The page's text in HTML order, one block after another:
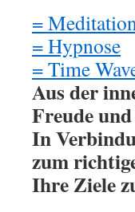
=
= Hypnose
= Time
Aus der
Freude
In
zum
Ihre Ziele